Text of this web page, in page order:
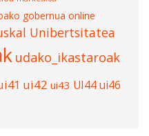
gobernua online
Unibertsitatea
udako_ikastaroak
ui42 ui43 UI44ui46